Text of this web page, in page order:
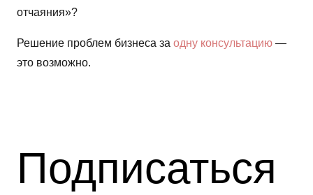
отчаяния»?
Решение проблем бизнеса за одну консультацию —
это возможно.
Подписаться